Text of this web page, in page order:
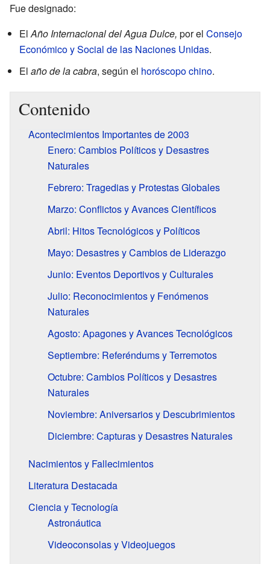
Fue designado:
El Año Internacional del Agua Dulce, por el Consejo
Económico y Social de las Naciones Unidas.
El año de la cabra, según el horóscopo chino.
Contenido
Acontecimientos Importantes de 2003
Enero: Cambios Políticos y Desastres
Naturales
Febrero: Tragedias y Protestas Globales
Marzo: Conflictos y Avances Científicos
Abril: Hitos Tecnológicos y Políticos
Mayo: Desastres y Cambios de Liderazgo
Junio: Eventos Deportivos y Culturales
Julio: Reconocimientos y Fenómenos
Naturales
Agosto: Apagones y Avances Tecnológicos
Septiembre: Referéndums y Terremotos
Octubre: Cambios Políticos y Desastres
Naturales
Noviembre: Aniversarios y Descubrimientos
Diciembre: Capturas y Desastres Naturales
Nacimientos y Fallecimientos
Literatura Destacada
Ciencia y Tecnología
Astronáutica
Videoconsolas y Videojuegos